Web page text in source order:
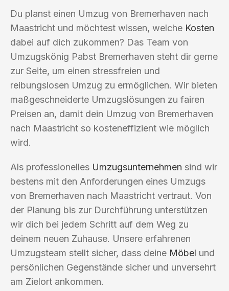
Du planst einen Umzug von Bremerhaven nach
Maastricht und möchtest wissen, welche Kosten
dabei auf dich zukommen? Das Team von
Umzugskönig Pabst Bremerhaven steht dir gerne
zur Seite, um einen stressfreien und
reibungslosen Umzug zu ermöglichen. Wir bieten
maßgeschneiderte Umzugslösungen zu fairen
Preisen an, damit dein Umzug von Bremerhaven
nach Maastricht so kosteneffizient wie möglich
wird.
Als professionelles Umzugsunternehmen sind wir
bestens mit den Anforderungen eines Umzugs
von Bremerhaven nach Maastricht vertraut. Von
der Planung bis zur Durchführung unterstützen
wir dich bei jedem Schritt auf dem Weg zu
deinem neuen Zuhause. Unsere erfahrenen
Umzugsteam stellt sicher, dass deine Möbel und
persönlichen Gegenstände sicher und unversehrt
am Zielort ankommen.